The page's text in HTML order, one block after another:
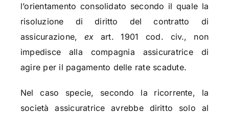
l’orientamento consolidato secondo il quale la
risoluzione di diritto del contratto di
assicurazione, ex art. 1901 cod. civ., non
impedisce alla compagnia assicuratrice di
agire per il pagamento delle rate scadute.
Nel caso specie, secondo la ricorrente, la
società assicuratrice avrebbe diritto solo al